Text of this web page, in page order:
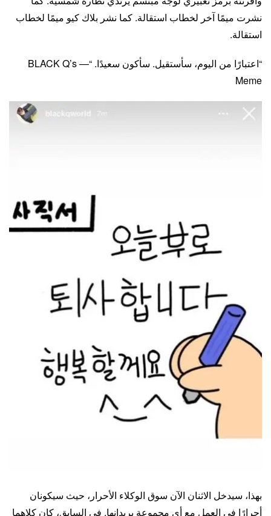
نشرت ميمًا آخر لخطاب استقالة. كما نشر بلاك كيو ميمًا لخطاب
استقالة.
“اعتبارًا من اليوم، سأستقيل. سأكون سعيدًا. “— BLACK Q’s
Meme
بهذا، سيدخل الاثنان الآن سوق الوكلاء الأحرار، حيث سيكونان
أحرارًا في العمل مع أي مجموعة يريدانها. في السابق، كان كلاهما